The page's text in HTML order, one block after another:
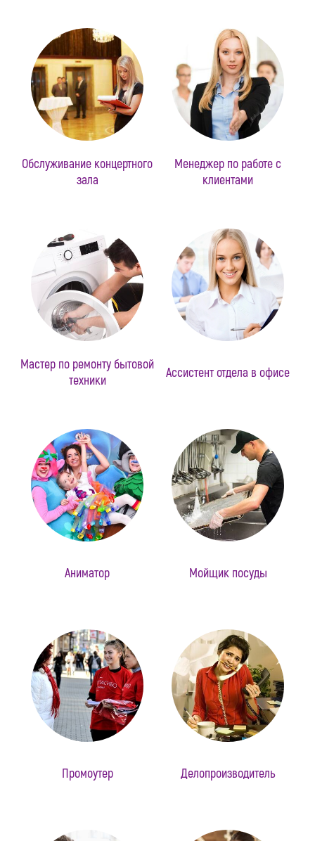
Обслуживание концертного
зала
Менеджер по работе с
клиентами
Мастер по ремонту бытовой
техники
Ассистент отдела в офисе
Аниматор Мойщик посуды
Промоутер Делопроизводитель